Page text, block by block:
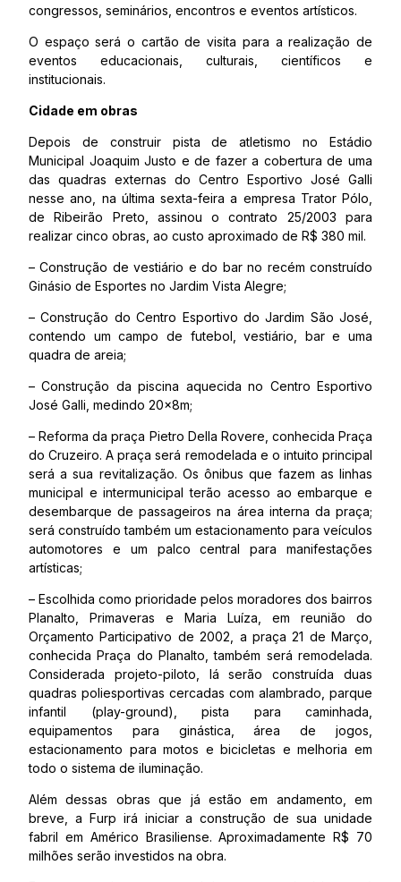
congressos, seminários, encontros e eventos artísticos.
O espaço será o cartão de visita para a realização de
eventos educacionais, culturais, científicos e
institucionais.
Cidade em obras
Depois de construir pista de atletismo no Estádio
Municipal Joaquim Justo e de fazer a cobertura de uma
das quadras externas do Centro Esportivo José Galli
nesse ano, na última sexta-feira a empresa Trator Pólo,
de Ribeirão Preto, assinou o contrato 25/2003 para
realizar cinco obras, ao custo aproximado de R$ 380 mil.
– Construção de vestiário e do bar no recém construído
Ginásio de Esportes no Jardim Vista Alegre;
– Construção do Centro Esportivo do Jardim São José,
contendo um campo de futebol, vestiário, bar e uma
quadra de areia;
– Construção da piscina aquecida no Centro Esportivo
José Galli, medindo 20x8m;
– Reforma da praça Pietro Della Rovere, conhecida Praça
do Cruzeiro. A praça será remodelada e o intuito principal
será a sua revitalização. Os ônibus que fazem as linhas
municipal e intermunicipal terão acesso ao embarque e
desembarque de passageiros na área interna da praça;
será construído também um estacionamento para veículos
automotores e um palco central para manifestações
artísticas;
– Escolhida como prioridade pelos moradores dos bairros
Planalto, Primaveras e Maria Luíza, em reunião do
Orçamento Participativo de 2002, a praça 21 de Março,
conhecida Praça do Planalto, também será remodelada.
Considerada projeto-piloto, lá serão construída duas
quadras poliesportivas cercadas com alambrado, parque
infantil (play-ground), pista para caminhada,
equipamentos para ginástica, área de jogos,
estacionamento para motos e bicicletas e melhoria em
todo o sistema de iluminação.
Além dessas obras que já estão em andamento, em
breve, a Furp irá iniciar a construção de sua unidade
fabril em Américo Brasiliense. Aproximadamente R$ 70
milhões serão investidos na obra.